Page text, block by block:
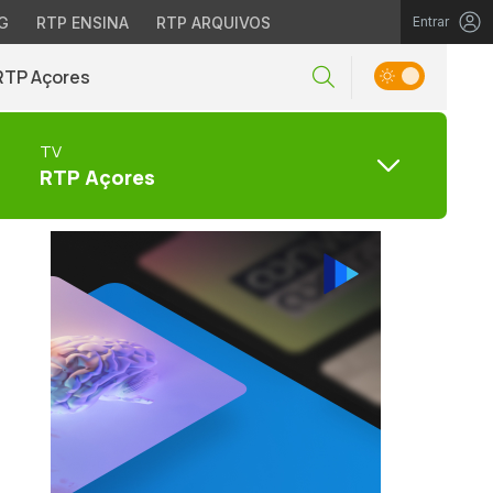
RTP ENSINA RTP ARQUIVOS Entrar
Açores
TV
RTP Açores